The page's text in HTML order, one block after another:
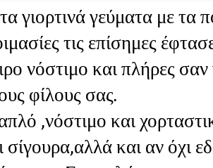
γιορτινά γεύματα με τα
τις επίσημες
νόστιμο και πλήρες σαν
φίλους σας.
,νόστιμο και
σίγουρα,αλλά και αν όχι